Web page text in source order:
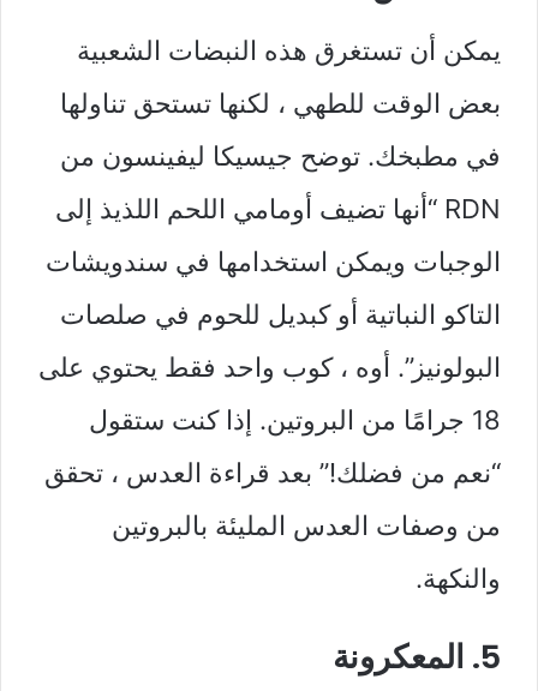
يمكن أن تستغرق هذه النبضات الشعبية
بعض الوقت للطهي ، لكنها تستحق تناولها
في مطبخك. توضح جيسيكا ليفينسون من
RDN “أنها تضيف أومامي اللحم اللذيذ إلى
الوجبات ويمكن استخدامها في سندويشات
التاكو النباتية أو كبديل للحوم في صلصات
البولونيز”. أوه ، كوب واحد فقط يحتوي على
18 جرامًا من البروتين. إذا كنت ستقول
“نعم من فضلك!” بعد قراءة العدس ، تحقق
من وصفات العدس المليئة بالبروتين
والنكهة.
5. المعكرونة